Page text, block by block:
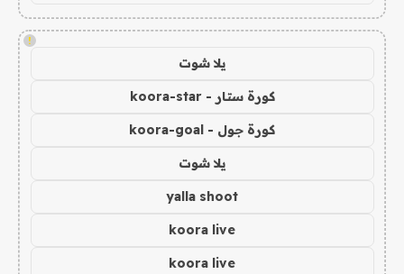
!
يلا شوت
كورة ستار - koora-star
كورة جول - koora-goal
يلا شوت
yalla shoot
koora live
koora live